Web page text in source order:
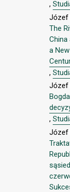
,
Józef
The
China
a
,
Józef
,
Józef